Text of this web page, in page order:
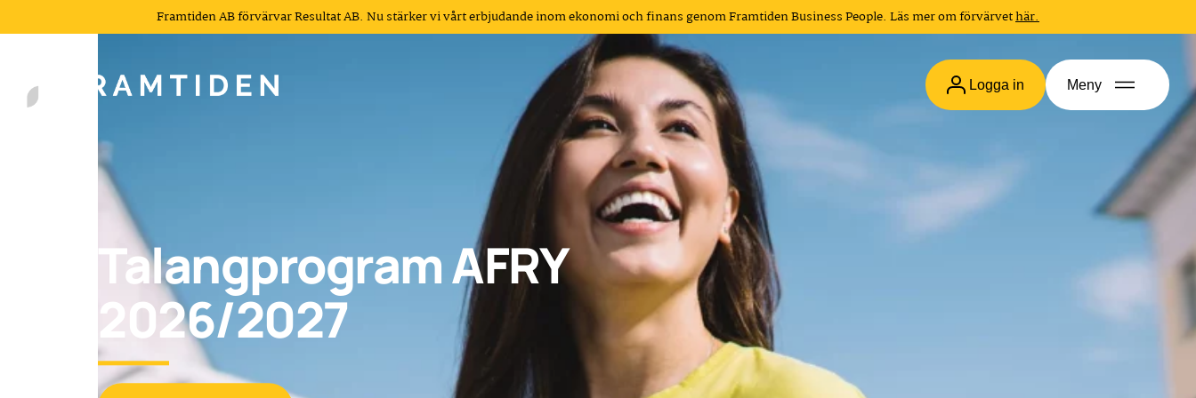
Framtiden AB förvärvar Resultat AB. Nu stärker vi vårt erbjudande inom ekonomi och finans genom Framtiden Business People. Läs mer om förvärvethär.
Logga in Meny
Talangprogram AFRY
2026/2027